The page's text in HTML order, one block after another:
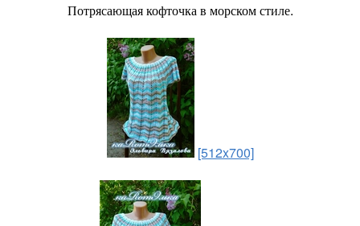
Потрясающая кофточка в морском стиле.
[512x700]